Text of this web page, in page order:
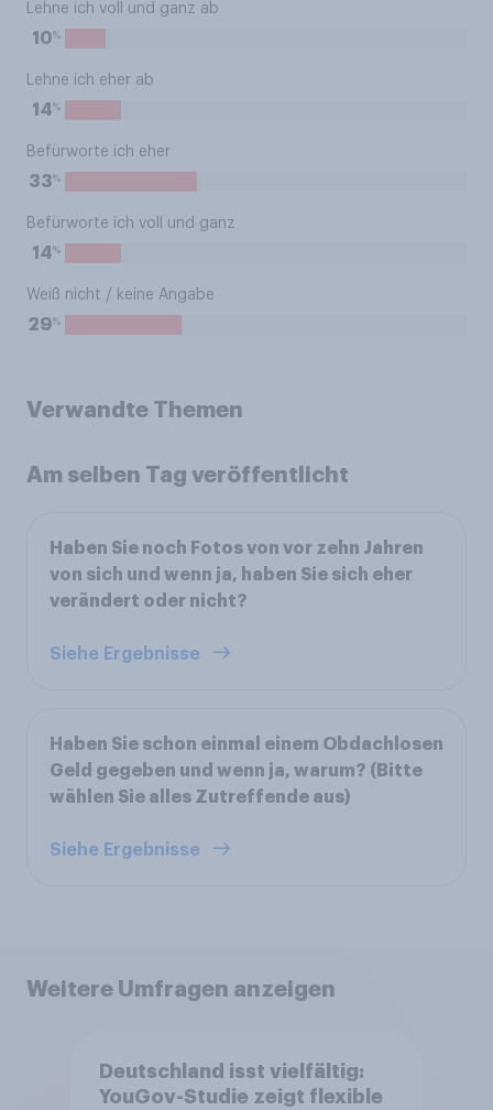
Lehne ich voll und ganz ab
10%
Lehne ich eher ab
14%
Befürworte ich eher
33%
Befürworte ich voll und ganz
14%
Weiß nicht / keine Angabe
29%
Verwandte Themen
Am selben Tag veröffentlicht
Haben Sie noch Fotos von vor zehn Jahren
von sich und wenn ja, haben Sie sich eher
verändert oder nicht?
Siehe Ergebnisse
Haben Sie schon einmal einem Obdachlosen
Geld gegeben und wenn ja, warum? (Bitte
wählen Sie alles Zutreffende aus)
Siehe Ergebnisse
Weitere Umfragen anzeigen
Deutschland isst vielfältig:
YouGov-Studie zeigt flexible